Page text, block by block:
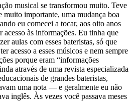
musical se transformou muito. Teve
muito importante, uma mudança boa
eu comecei a tocar, aos oito anos
às informações. Eu tinha que
aulas com esses bateristas, só que
acesso a esses músicos e nem sempre
porque eram “informações
através de uma revista especializada
de grandes bateristas,
uma nota — e geralmente eu não
inglês. Às vezes você passava meses